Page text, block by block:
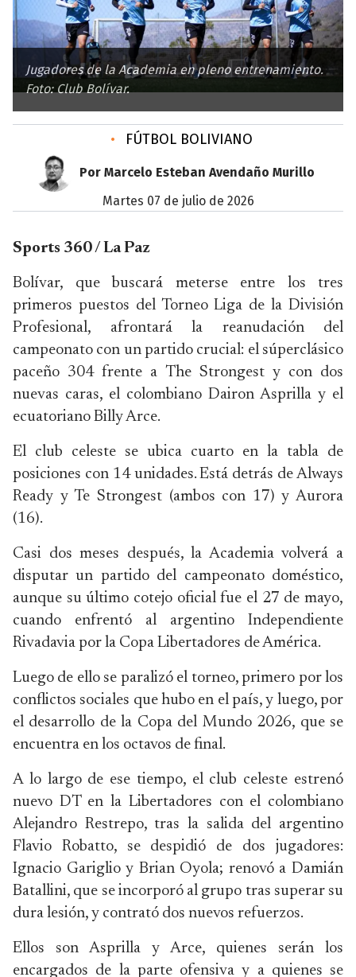
Jugadores de la Academia en pleno entrenamiento.
Foto: Club Bolívar.
• FÚTBOL BOLIVIANO
Por Marcelo Esteban Avendaño Murillo
martes 07 de julio de 2026
Sports 360 / La Paz
Bolívar, que buscará meterse entre los tres
primeros puestos del Torneo Liga de la División
Profesional, afrontará la reanudación del
campeonato con un partido crucial: el súperclásico
paceño 304 frente a The Strongest y con dos
nuevas caras, el colombiano Dairon Asprilla y el
ecuatoriano Billy Arce.
El club celeste se ubica cuarto en la tabla de
posiciones con 14 unidades. Está detrás de Always
Ready y Te Strongest (ambos con 17) y Aurora
(16).
Casi dos meses después, la Academia volverá a
disputar un partido del campeonato doméstico,
aunque su último cotejo oficial fue el 27 de mayo,
cuando enfrentó al argentino Independiente
Rivadavia por la Copa Libertadores de América.
Luego de ello se paralizó el torneo, primero por los
conflictos sociales que hubo en el país, y luego, por
el desarrollo de la Copa del Mundo 2026, que se
encuentra en los octavos de final.
A lo largo de ese tiempo, el club celeste estrenó
nuevo DT en la Libertadores con el colombiano
Alejandro Restrepo, tras la salida del argentino
Flavio Robatto, se despidió de dos jugadores:
Ignacio Gariglio y Brian Oyola; renovó a Damián
Batallini, que se incorporó al grupo tras superar su
dura lesión, y contrató dos nuevos refuerzos.
Ellos son Asprilla y Arce, quienes serán los
encargados de la parte ofensiva y a quienes se